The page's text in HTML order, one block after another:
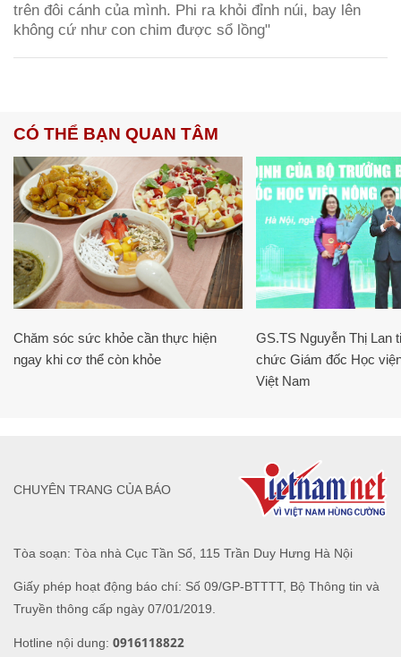
trên đôi cánh của mình. Phi ra khỏi đỉnh núi, bay lên
không cứ như con chim được sổ lồng"
CÓ THỂ BẠN QUAN TÂM
Chăm sóc sức khỏe cần thực hiện
ngay khi cơ thể còn khỏe
GS.TS Nguyễn Thị Lan
chức Giám đốc Học
Việt Nam
Tòa soạn: Tòa nhà Cục Tần Số, 115 Trần Duy Hưng Hà Nội
Giấy phép hoạt động báo chí: Số 09/GP-BTTTT, Bộ Thông tin và
Truyền thông cấp ngày 07/01/2019.
Hotline nội dung: 0916118822
CHUYÊN TRANG CỦA BÁO